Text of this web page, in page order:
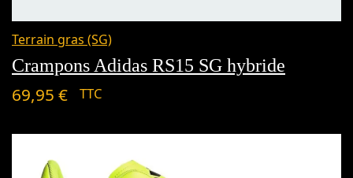
Terrain gras (SG)
Crampons Adidas RS15 SG hybride
69,95 € TTC